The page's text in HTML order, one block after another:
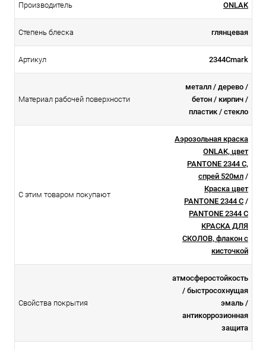
Производитель ONLAK
Степень блеска глянцевая
Артикул 2344Cmark
Материал рабочей поверхности
металл / дерево /
бетон / кирпич /
пластик / стекло
С этим товаром покупают
Аэрозольная краска
ONLAK, цвет
PANTONE 2344 C,
спрей 520мл /
Краска цвет
PANTONE 2344 C /
PANTONE 2344 C
КРАСКА ДЛЯ
СКОЛОВ, флакон с
кисточкой
Свойства покрытия
атмосферостойкоcть
/ быстросохнущая
эмаль /
антикоррозионная
защита